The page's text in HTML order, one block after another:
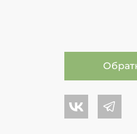
Центр обоев
Центр